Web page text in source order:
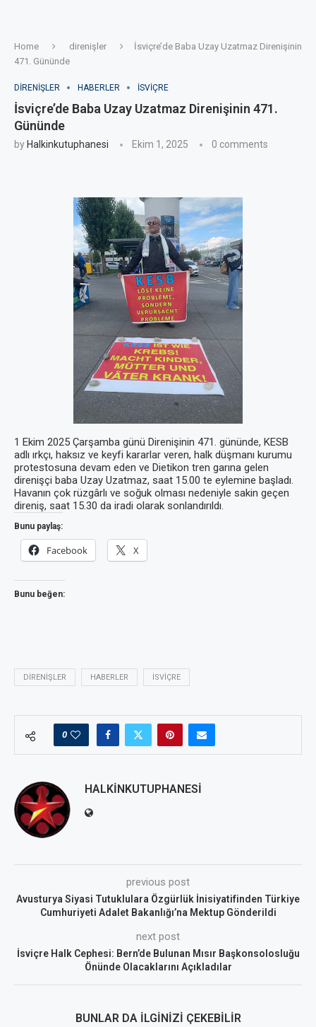
Home direnişler
İsviçre’de Baba Uzay Uzatmaz Direnişinin
471. Gününde
DIRENIŞLER HABERLER ISVIÇRE
İsviçre’de Baba Uzay Uzatmaz Direnişinin 471.
Gününde
by Halkinkutuphanesi Ekim 1, 2025 0 comments
1 Ekim 2025 Çarşamba günü Direnişinin 471. gününde, KESB
adlı ırkçı, haksız ve keyfi kararlar veren, halk düşmanı kurumu
protestosuna devam eden ve Dietikon tren garına gelen
direnişçi baba Uzay Uzatmaz, saat 15.00 te eylemine başladı.
Havanın çok rüzgârlı ve soğuk olması nedeniyle sakin geçen
direniş, saat 15.30 da iradi olarak sonlandırıldı.
Bunu paylaş:
Facebook X
Bunu beğen:
DIRENIŞLER HABERLER ISVIÇRE
0
HALKINKUTUPHANESI
previous post
Avusturya Siyasi Tutuklulara Özgürlük İnisiyatifinden Türkiye
Cumhuriyeti Adalet Bakanlığı’na Mektup Gönderildi
next post
İsviçre Halk Cephesi: Bern’de Bulunan Mısır Başkonsolosluğu
Önünde Olacaklarını Açıkladılar
BUNLAR DA İLGINIZI ÇEKEBILIR